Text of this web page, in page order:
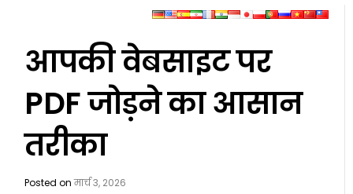
आपकी वेबसाइट पर
PDF जोड़ने का आसान
तरीका
Posted onमार्च 3, 2026